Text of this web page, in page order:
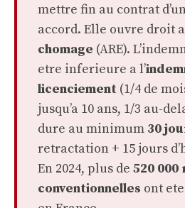
mettre fin au contrat
accord. Elle ouvre droit
chomage (ARE).
etre inferieure a l’
licenciement (1/4 de
jusqu’a 10 ans, 1/3 au-
dure au minimum 30
retractation + 15 jours
En 2024, plus de 520
conventionnelles ont